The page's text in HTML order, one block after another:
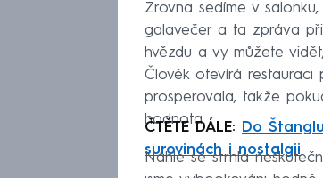
Zrovna sedíme v
galavečer a ta zpráva
hvězdu a vy můžete
Člověk otevírá
prosperovala, takže
hodnota.
ČTĚTE DÁLE: Do
surovinách i nostalgii
Náhle se strhla